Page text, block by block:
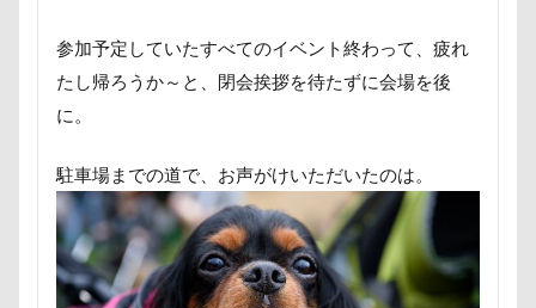
参加予定していたすべてのイベント終わって、疲れ
たし帰ろうか～と、閉会挨拶を待たずに会場を後
に。
駐車場までの道で、お声がけいただいたのは。
iPhone
INUQLO-Z INU-CLOSET
Instagram
HondaCars
HOLIDAY COFFEE
HIWAHIWA OHANA
GW
Konaちゃん LDソファー
PENNY LANE
OASIS Noaちゃん
M・U SPORTS
My Talking Pet
MOON STAR石鹸
MC-VKS8200
MC-SBU840K. Panasonic
mayhana